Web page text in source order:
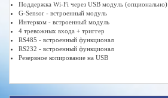
Поддержка Wi-Fi через USB модуль (опционально)
G-Sensor - встроенный модуль
Интерком - встроенный модуль
4 тревожных входа + триггер
RS485 - встроенный функционал
RS232 - встроенный функционал
Резервное копирование на USB